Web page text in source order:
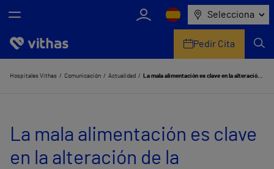
Selecciona
Nosotros
Servicios de salud
Equipo médico y asistencial
Pedir Cita
Hospitales Vithas Comunicación Actualidad La mala alimentación es clave en la alteración de la microbiota y en la aparición de enfermedades como la obesidad o la diabetes
La mala alimentación es clave
en la alteración de la